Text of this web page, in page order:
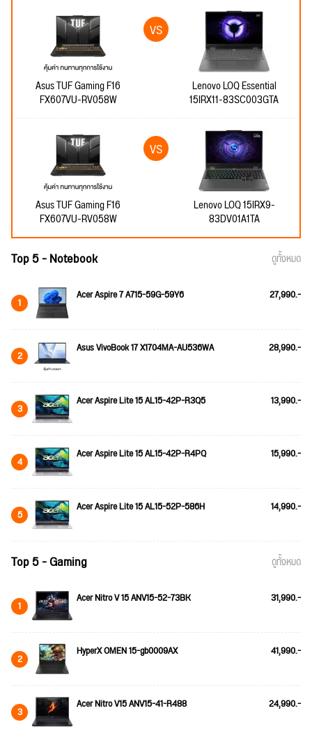
Asus TUF Gaming F16
FX607VU-RV058W
Lenovo LOQ Essential
15IRX11-83SC003GTA
Asus TUF Gaming F16
FX607VU-RV058W
Lenovo LOQ 15IRX9-
83DV01A1TA
Top 5 - Notebook ดูทั้งหมด
1 Acer Aspire 7 A715-59G-59Y6 27,990.-
2 Asus VivoBook 17 X1704MA-AU536WA 28,990.-
3 Acer Aspire Lite 15 AL15-42P-R3Q5 13,990.-
4 Acer Aspire Lite 15 AL15-42P-R4PQ 15,990.-
5 Acer Aspire Lite 15 AL15-52P-586H 14,990.-
Top 5 - Gaming ดูทั้งหมด
1 Acer Nitro V 15 ANV15-52-73BK 31,990.-
2 HyperX OMEN 15-gb0009AX 41,990.-
3 Acer Nitro V15 ANV15-41-R488 24,990.-